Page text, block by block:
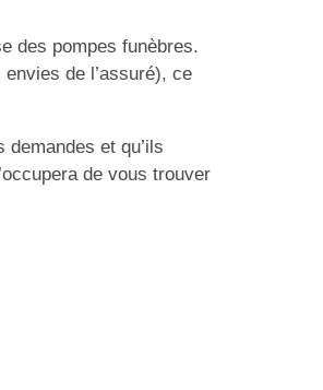
des pompes funèbres.
de l’assuré), ce
et qu’ils
de vous trouver